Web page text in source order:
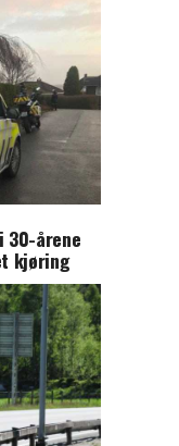
30-årene
kjøring